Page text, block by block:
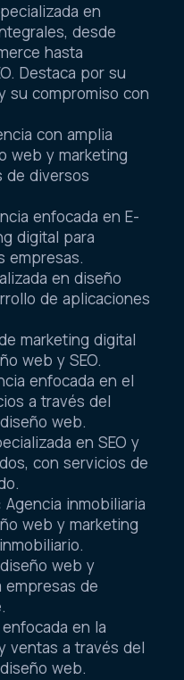
en
desde
hasta
Destaca por su
su compromiso con
con amplia
web y marketing
de diversos
enfocada en E-
digital para
empresas.
en diseño
de aplicaciones
marketing digital
web y SEO.
enfocada en el
a través del
web.
en SEO y
con servicios de
Agencia inmobiliaria
web y marketing
web y
empresas de
en la
ventas a través del
web.